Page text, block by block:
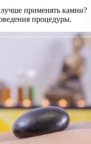
применять камни?
процедуры.